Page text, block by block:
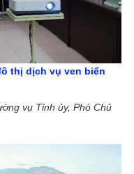
thị dịch vụ ven biển
vụ Tỉnh ủy, Phó Chủ